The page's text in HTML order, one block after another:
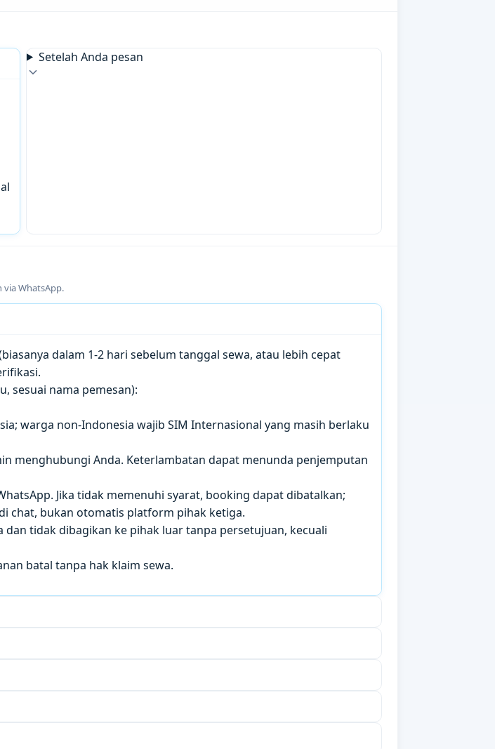
Setelah Anda pesan
WhatsApp.
dalam 1-2 hari sebelum tanggal sewa, atau lebih cepat
sesuai nama pemesan):
warga non-Indonesia wajib SIM Internasional yang masih berlaku
menghubungi Anda. Keterlambatan dapat menunda penjemputan
Jika tidak memenuhi syarat, booking dapat dibatalkan;
chat, bukan otomatis platform pihak ketiga.
tidak dibagikan ke pihak luar tanpa persetujuan, kecuali
batal tanpa hak klaim sewa.